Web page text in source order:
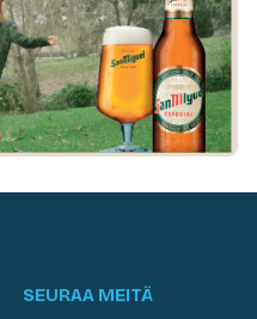
SEURAA MEITÄ